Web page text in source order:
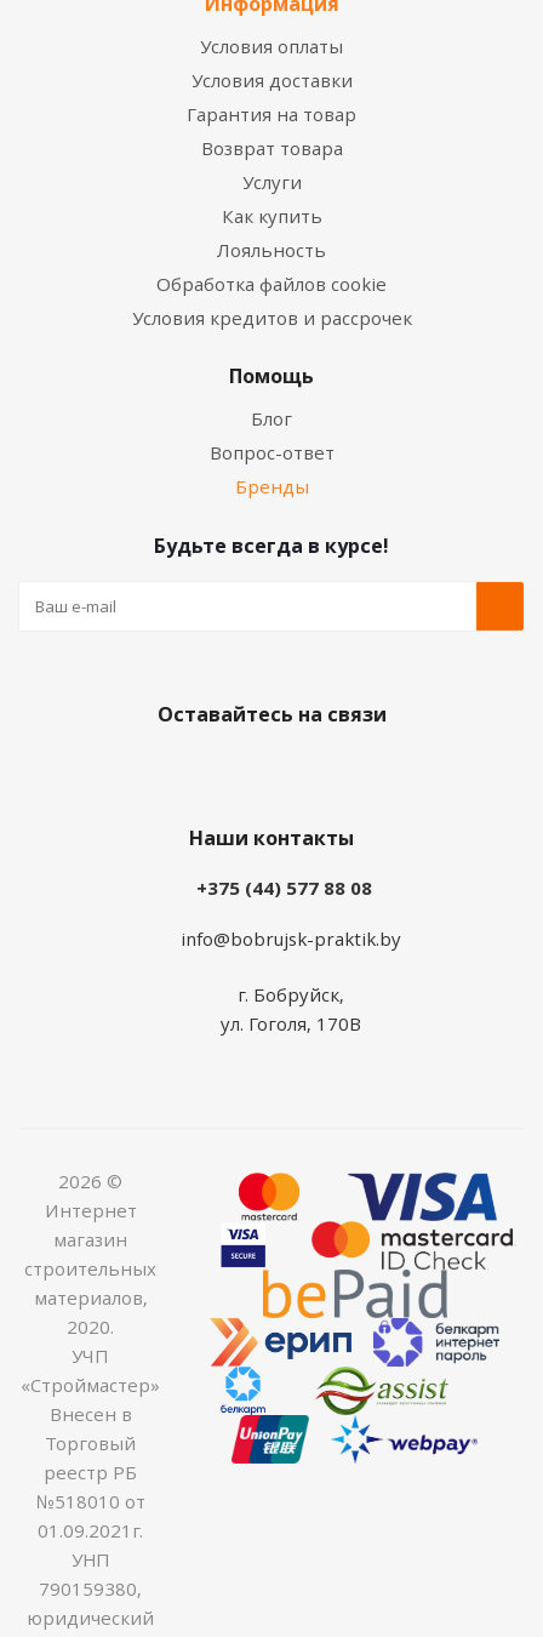
Условия оплаты
Условия доставки
Гарантия на товар
Возврат товара
Услуги
Как купить
Лояльность
Обработка файлов cookie
Условия кредитов и рассрочек
Помощь
Блог
Вопрос-ответ
Бренды
Будьте всегда в курсе!
Оставайтесь на связи
Наши контакты
+375 (44) 577 88 08
info@bobrujsk-praktik.by
г. Бобруйск,
ул. Гоголя, 170В
2026 ©
Интернет
магазин
строительных
материалов,
2020.
УЧП
«Строймастер»
Внесен в
Торговый
реестр РБ
№518010 от
01.09.2021г.
УНП
790159380,
юридический